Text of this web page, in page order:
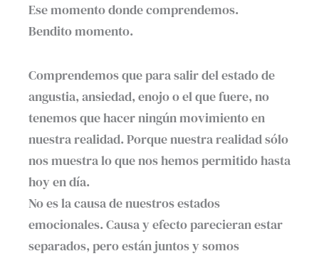
Ese momento donde comprendemos.
Bendito momento.
Comprendemos que para salir del estado de
angustia, ansiedad, enojo o el que fuere, no
tenemos que hacer ningún movimiento en
nuestra realidad. Porque nuestra realidad sólo
nos muestra lo que nos hemos permitido hasta
hoy en día.
No es la causa de nuestros estados
emocionales. Causa y efecto parecieran estar
separados, pero están juntos y somos